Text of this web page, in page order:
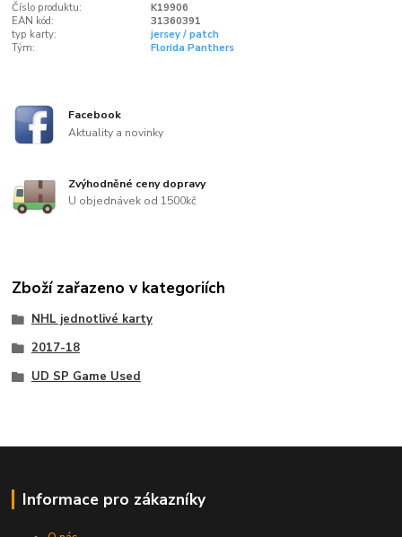
Číslo produktu:
K19906
EAN kód:
31360391
typ karty:
jersey / patch
Tým:
Florida Panthers
Facebook
Aktuality a novinky
Zvýhodněné ceny dopravy
U objednávek od 1500kč
Zboží zařazeno v kategoriích
NHL jednotlivé karty
2017-18
UD SP Game Used
Informace pro zákazníky